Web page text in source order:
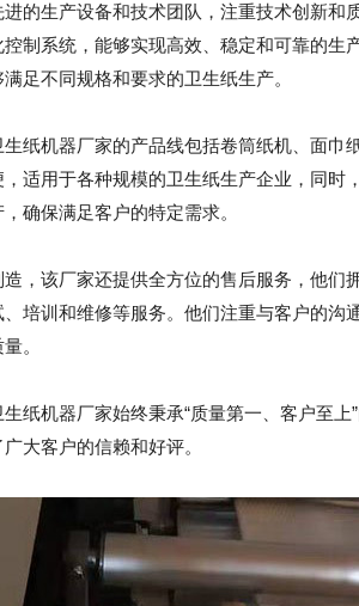
的生产设备和技术团队，注重技术创新
控制系统，能够实现高效、稳定和可靠的
足不同规格和要求的卫生纸生产。
纸机器厂家的产品线包括卷筒纸机、面
适用于各种规模的卫生纸生产企业，同
确保满足客户的特定需求。
造，该厂家还提供全方位的售后服务，他
培训和维修等服务。他们注重与客户的
。
纸机器厂家始终秉承“质量第一、客户至
大客户的信赖和好评。